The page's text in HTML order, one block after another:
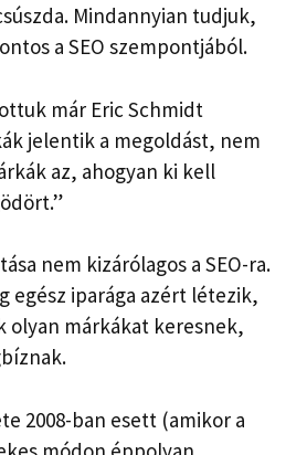
Mindannyian tudjuk,
a SEO szempontjából.
már Eric Schmidt
jelentik a megoldást, nem
az, ahogyan ki kell
nem kizárólagos a SEO-ra.
egész iparága azért létezik,
olyan márkákat keresnek,
2008-ban esett (amikor a